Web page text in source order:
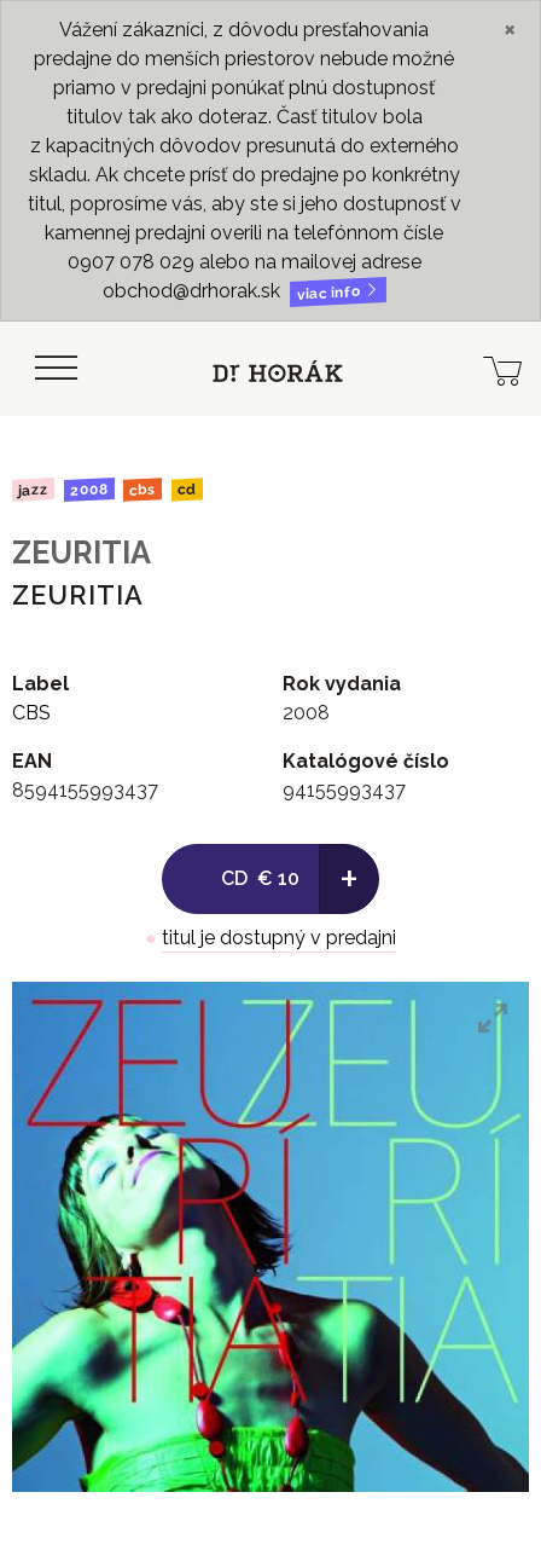
Vážení zákazníci, z dôvodu presťahovania
predajne do menších priestorov nebude možné
priamo v predajni ponúkať plnú dostupnosť
titulov tak ako doteraz. Časť titulov bola
z kapacitných dôvodov presunutá do externého
skladu. Ak chcete prísť do predajne po konkrétny
titul, poprosíme vás, aby ste si jeho dostupnosť v
kamennej predajni overili na telefónnom čísle
0907 078 029 alebo na mailovej adrese
obchod@drhorak.sk
viac info
×
jazz 2008 cbs cd
ZEURITIA
ZEURITIA
Label
CBS
Rok vydania
2008
EAN
8594155993437
Katalógové číslo
94155993437
CD € 10 +
● titul je dostupný v predajni